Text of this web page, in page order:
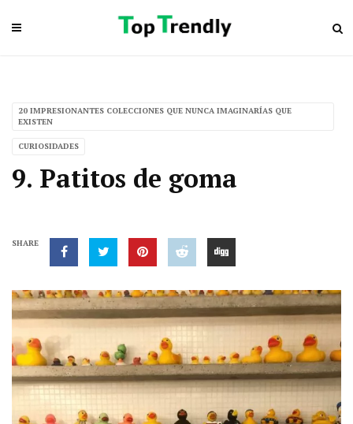
20 IMPRESIONANTES COLECCIONES QUE NUNCA IMAGINARÍAS QUE
EXISTEN
CURIOSIDADES
9. Patitos de goma
SHARE